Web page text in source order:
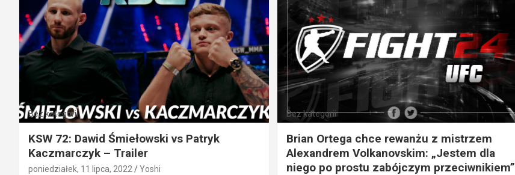
Bez kategorii
KSW 72: Dawid Śmiełowski vs Patryk
Kaczmarczyk – Trailer
poniedziałek, 11 lipca, 2022 Yoshi
Bez kategorii
Brian Ortega chce rewanżu z mistrzem
Alexandrem Volkanovskim: „Jestem dla
niego po prostu zabójczym przeciwnikiem”